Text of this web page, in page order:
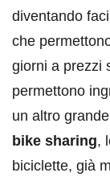
diventando
che
giorni a prezzi
permettono
un altro
bike sharing,
biciclette, già